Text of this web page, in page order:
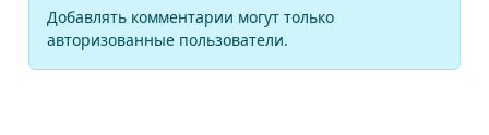
Добавлять комментарии могут только
авторизованные пользователи.